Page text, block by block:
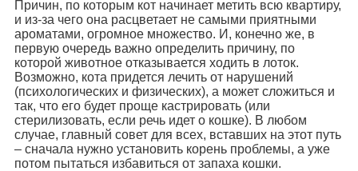
Причин, по которым кот начинает метить всю квартиру,
и из-за чего она расцветает не самыми приятными
ароматами, огромное множество. И, конечно же, в
первую очередь важно определить причину, по
которой животное отказывается ходить в лоток.
Возможно, кота придется лечить от нарушений
(психологических и физических), а может сложиться и
так, что его будет проще кастрировать (или
стерилизовать, если речь идет о кошке). В любом
случае, главный совет для всех, вставших на этот путь
– сначала нужно установить корень проблемы, а уже
потом пытаться избавиться от запаха кошки.